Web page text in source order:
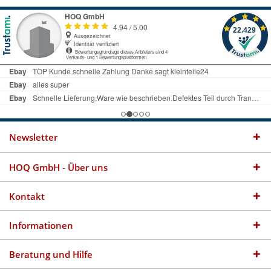
Newsletter
HOQ GmbH - Über uns
Kontakt
Informationen
Beratung und Hilfe